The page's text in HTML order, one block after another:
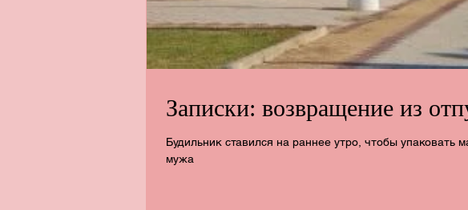
Записки: возвращение из
Будильник ставился на раннее утро, чтобы упаковать
мужа